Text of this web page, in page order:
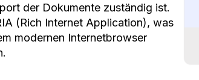
der Dokumente zuständig ist.
(Rich Internet Application), was
modernen Internetbrowser